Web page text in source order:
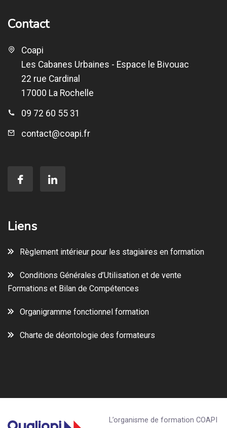
Contact
Coapi
Les Cabanes Urbaines - Espace le Bivouac
22 rue Cardinal
17000 La Rochelle
09 72 60 55 31
contact@coapi.fr
Liens
Règlement intérieur pour les stagiaires en formation
Conditions Générales d’Utilisation et de vente
Formations et Bilan de Compétences
Organigramme fonctionnel formation
Charte de déontologie des formateurs
L’organisme de formation COAPI